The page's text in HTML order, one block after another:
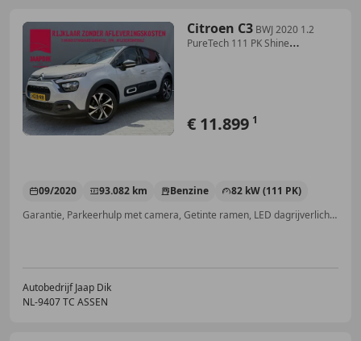
Citroen C3 BWJ 2020 1.2
PureTech 111 PK Shine
€ 11.899 1
09/2020 93.082 km Benzine
82 kW (111 PK)
Garantie, Parkeerhulp met camera, Getinte ramen, LED dagrijverlichting, Alarm, Lane Departure Warning Systeem, Apple CarPlay, Android Auto
Autobedrijf Jaap Dik
NL-9407 TC ASSEN